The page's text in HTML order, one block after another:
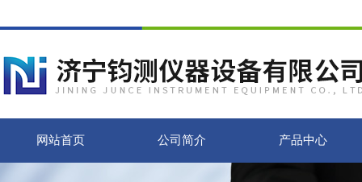
网站首页 公司简介 产品中心